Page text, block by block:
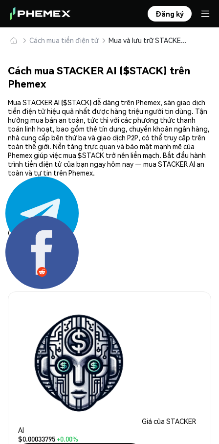
Đăng ký
Cách mua tiền điện tử Mua và lưu trữ STACKER AI ($STACK) an toàn
Cách mua STACKER AI ($STACK) trên
Phemex
Mua STACKER AI ($STACK) dễ dàng trên Phemex, sàn giao dịch
tiền điện tử hiệu quả nhất được hàng triệu người tin dùng. Tận
hưởng mua bán an toàn, tức thì với các phương thức thanh
toán linh hoạt, bao gồm thẻ tín dụng, chuyển khoản ngân hàng,
nhà cung cấp bên thứ ba và giao dịch P2P, có thể truy cập trên
toàn thế giới. Nền tảng trực quan và bảo mật mạnh mẽ của
Phemex giúp việc mua $STACK trở nên liền mạch. Bắt đầu hành
trình tiền điện tử của bạn ngay hôm nay — mua STACKER AI an
toàn và tự tin trên Phemex.
Chia sẻ:
Giá của STACKER
AI
$0.00033795+0.00%